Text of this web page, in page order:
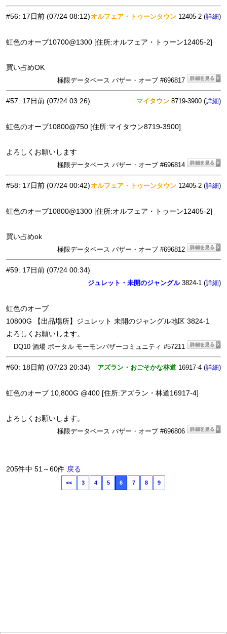
#56: 17日前 (07/24 08:12)オルフェア・トゥーンタウン 12405-2 (詳細)
虹色のオーブ10700@1300 [住所:オルフェア・トゥーン12405-2]
買い占めOK
極限データベース バザー・オーブ #696817
#57: 17日前 (07/24 03:26) マイタウン 8719-3900 (詳細)
虹色のオーブ10800@750 [住所:マイタウン8719-3900]
よろしくお願いします
極限データベース バザー・オーブ #696814
#58: 17日前 (07/24 00:42)オルフェア・トゥーンタウン 12405-2 (詳細)
虹色のオーブ10800@1300 [住所:オルフェア・トゥーン12405-2]
買い占めok
極限データベース バザー・オーブ #696812
#59: 17日前 (07/24 00:34)
ジュレット・未開のジャングル3824-1 (詳細)
虹色のオーブ
10800G 【出品場所】ジュレット 未開のジャングル地区 3824-1
よろしくお願いします。
DQ10 酒場 ポータル モーモンバザーコミュニティ #57211
#60: 18日前 (07/23 20:34) アズラン・おごそかな林道 16917-4 (詳細)
虹色のオーブ 10,800G @400 [住所:アズラン・林道16917-4]
よろしくお願いします。
極限データベース バザー・オーブ #696806
205件中 51～60件 戻る
<< 3 4 5 6 7 8 9